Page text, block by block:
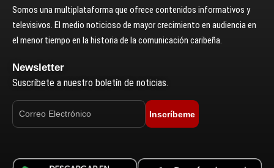
Somos una multiplataforma que ofrece contenidos informativos y
televisivos. El medio noticioso de mayor crecimiento en audiencia en
el menor tiempo en la historia de la comunicación caribeña.
Newsletter
Suscríbete a nuestro boletín de noticias.
Inscríbeme